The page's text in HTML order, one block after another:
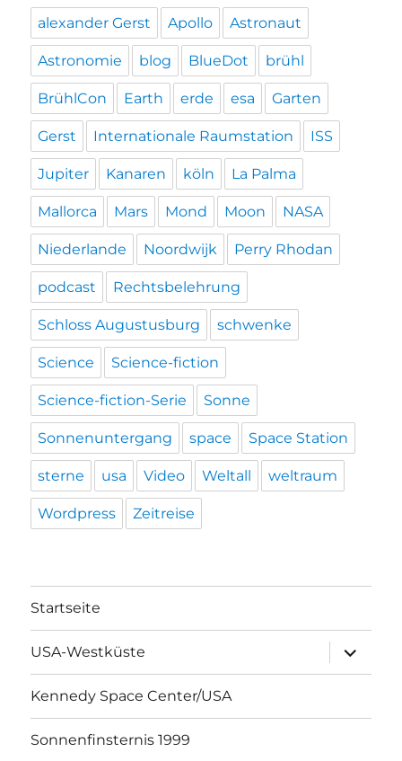
alexander Gerst Apollo Astronaut
Astronomie blog BlueDot brühl
BrühlCon Earth erde esa Garten
Gerst Internationale Raumstation ISS
Jupiter Kanaren köln La Palma
Mallorca Mars Mond Moon NASA
Niederlande Noordwijk Perry Rhodan
podcast Rechtsbelehrung
Schloss Augustusburg schwenke
Science Science-fiction
Science-fiction-Serie Sonne
Sonnenuntergang space Space Station
sterne usa Video Weltall weltraum
Wordpress Zeitreise
Startseite
USA-Westküste
öffnen
Kennedy Space Center/USA
Sonnenfinsternis 1999